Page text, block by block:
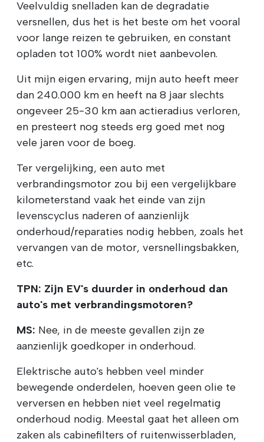
Veelvuldig snelladen kan de degradatie
versnellen, dus het is het beste om het vooral
voor lange reizen te gebruiken, en constant
opladen tot 100% wordt niet aanbevolen.
Uit mijn eigen ervaring, mijn auto heeft meer
dan 240.000 km en heeft na 8 jaar slechts
ongeveer 25-30 km aan actieradius verloren,
en presteert nog steeds erg goed met nog
vele jaren voor de boeg.
Ter vergelijking, een auto met
verbrandingsmotor zou bij een vergelijkbare
kilometerstand vaak het einde van zijn
levenscyclus naderen of aanzienlijk
onderhoud/reparaties nodig hebben, zoals het
vervangen van de motor, versnellingsbakken,
etc.
TPN: Zijn EV's duurder in onderhoud dan
auto's met verbrandingsmotoren?
MS: Nee, in de meeste gevallen zijn ze
aanzienlijk goedkoper in onderhoud.
Elektrische auto's hebben veel minder
bewegende onderdelen, hoeven geen olie te
verversen en hebben niet veel regelmatig
onderhoud nodig. Meestal gaat het alleen om
zaken als cabinefilters of ruitenwisserbladen,